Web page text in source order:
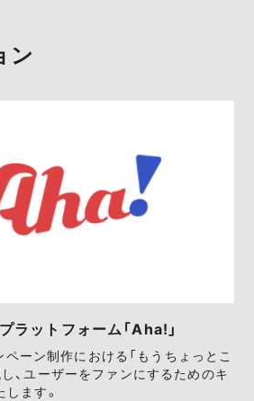
ン
ラットフォーム「Aha!」
ペーン制作における「もうちょっとこ
、ユーザーをファンにするためのキ
ます。